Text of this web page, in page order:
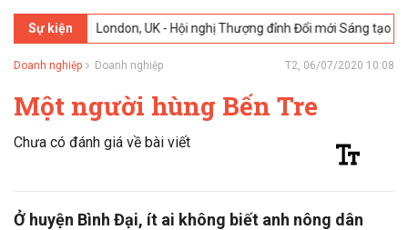
Sự kiện
London, UK - Hội nghị Thượng đỉnh Đổi mới Sáng tạo trong Ngành
Doanh nghiệp Doanh nghiệp T2, 06/07/2020 10:08
Một người hùng Bến Tre
Chưa có đánh giá về bài viết
Ở huyện Bình Đại, ít ai không biết anh nông dân